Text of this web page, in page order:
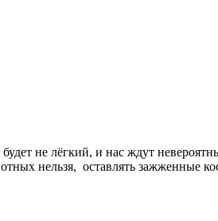
будет не лёгкий, и нас ждут
нельзя, оставлять зажженные